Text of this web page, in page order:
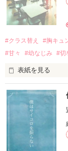
声だけの関係だ
二人に生まれた
※1ページ完結の
#クラス替え #胸キュ
#甘々
#幼なじみ #切
表紙を見る
八年間、同じ教
初めてクラスが
たったそれだけ
私はこんなにも